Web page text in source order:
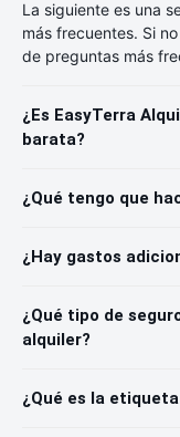
La siguiente es una
más frecuentes. Si
de preguntas más
¿Es EasyTerra
barata?
¿Qué tengo que
¿Hay gastos
¿Qué tipo de
alquiler?
¿Qué es la